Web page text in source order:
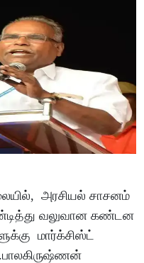
அரசியல் சாசனம்
வலுவான கண்டன
மார்க்சிஸ்ட்